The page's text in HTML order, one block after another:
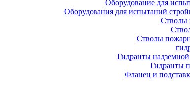
Оборудование для
Оборудования для испытаний
Стволы
Стволы
Гидранты
Гидранты
Фланец и